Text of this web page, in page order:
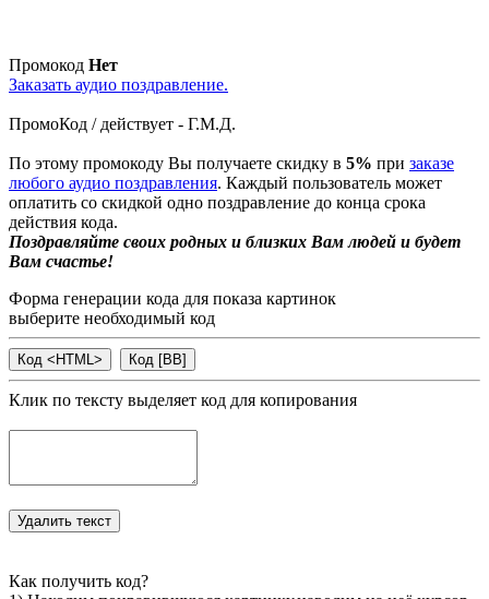
Промокод Нет
Заказать аудио поздравление.
ПромоКод / действует - Г.М.Д.
По этому промокоду Вы получаете скидку в 5% при заказе
любого аудио поздравления. Каждый пользователь может
оплатить со скидкой одно поздравление до конца срока
действия кода.
Поздравляйте своих родных и близких Вам людей и будет
Вам счастье!
Форма генерации кода для показа картинок
выберите необходимый код
Клик по тексту выделяет код для копирования
Как получить код?